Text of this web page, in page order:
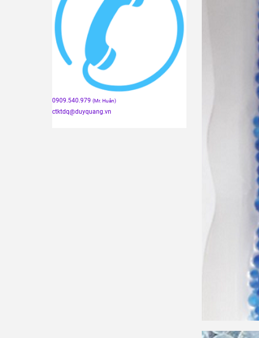
0909.540.979 (Mr. Huân)
ctktdq@duyquang.vn